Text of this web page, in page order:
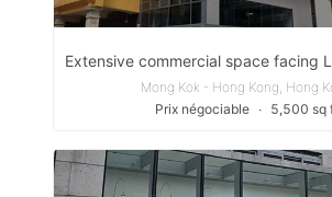
Mong Kok - Hong Kong, Hong
Prix négociable
∙ 5,500 sq